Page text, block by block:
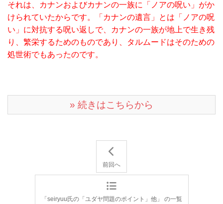
それは、カナンおよびカナンの一族に「ノアの呪い」がか
けられていたからです。「カナンの遺言」とは「ノアの呪
い」に対抗する呪い返しで、カナンの一族が地上で生き残
り、繁栄するためのものであり、タルムードはそのための
処世術でもあったのです。
» 続きはこちらから
前回へ
「seiryuu氏の「ユダヤ問題のポイント」他」 の一覧